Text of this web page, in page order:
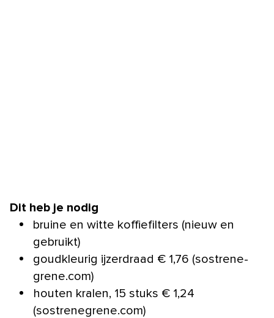
Dit heb je nodig
bruine en witte koffiefilters (nieuw en
gebruikt)
goudkleurig ijzerdraad € 1,76 (sostrene­
grene.com)
houten kralen, 15 stuks € 1,24
(sostrenegrene.com)